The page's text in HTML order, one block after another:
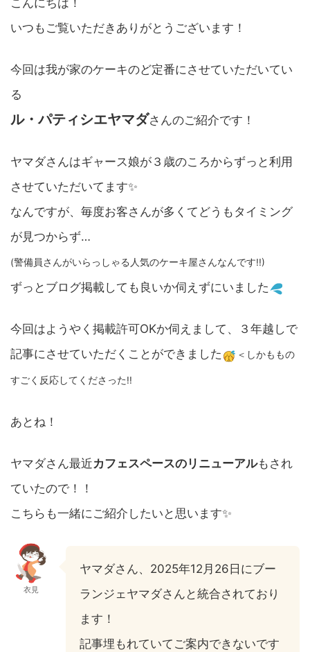
こんにちは！
いつもご覧いただきありがとうございます！
今回は我が家のケーキのど定番にさせていただいてい
る
ル・パティシエヤマダさんのご紹介です！
ヤマダさんはギャース娘が３歳のころからずっと利用
させていただいてます✨
なんですが、毎度お客さんが多くてどうもタイミング
が見つからず…
(警備員さんがいらっしゃる人気のケーキ屋さんなんです!!)
ずっとブログ掲載しても良いか伺えずにいました
今回はようやく掲載許可OKか伺えまして、３年越しで
記事にさせていただくことができました
＜しかももの
すごく反応してくださった!!
あとね！
ヤマダさん最近カフェスペースのリニューアルもされ
ていたので！！
こちらも一緒にご紹介したいと思います✨
衣見
ヤマダさん、2025年12月26日にブー
ランジェヤマダさんと統合されており
ます！
記事埋もれていてご案内できないです